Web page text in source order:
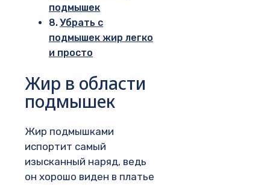
подмышек
Убрать с
подмышек жир легко
и просто
Жир в области
подмышек
Жир подмышками
испортит самый
изысканный наряд, ведь
он хорошо виден в платье